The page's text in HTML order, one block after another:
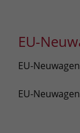
EU-
EU-
EU-